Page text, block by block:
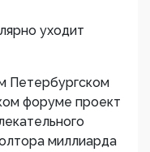
уходит
Петербургском
форуме проект
миллиарда